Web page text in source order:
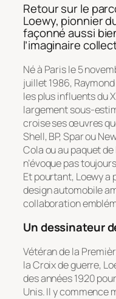
Retour sur le
Loewy, pionnier
façonné aussi
l’imaginaire
Né à Paris le 5
juillet 1986,
les plus influents du
largement sous-
croise ses œuvres
Shell, BP, Spar ou
Cola ou au paquet
n’évoque pas
Et pourtant, Loewy
design automobile
collaboration
Un dessinateur
Vétéran de la
la Croix de guerre,
des années 1920
Unis. Il y commence